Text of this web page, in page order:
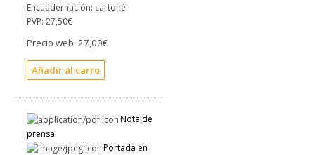
Encuadernación: cartoné
PVP: 27,50€
Precio web: 27,00€
Nota de
prensa
Portada en